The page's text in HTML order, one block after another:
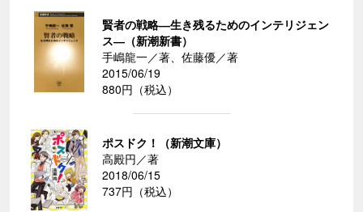
賢者の戦略―生き残るためのインテリジェン
ス―（新潮新書）
手嶋龍一／著、佐藤優／著
2015/06/19
880円（税込）
ポスドク！（新潮文庫）
高殿円／著
2018/06/15
737円（税込）